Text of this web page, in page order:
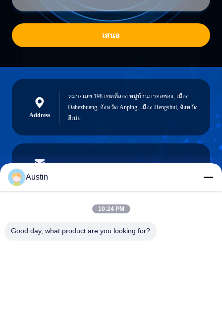
เสนอ
Address
หมายเลข 198 เขตที่สอง หมู่บ้านบายอชอง, เมือง
Dahezhuang, จังหวัด Anping, เมือง Hengshui, จังหวัด
ฮีเบ่ย
E-mail
Phone
Austin
10:24 PM
Good day, what product are you looking for?